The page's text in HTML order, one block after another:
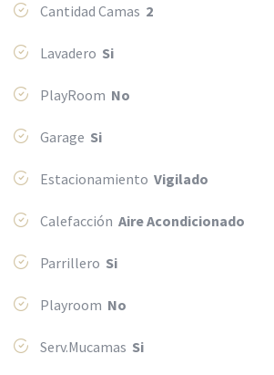
Cantidad Camas 2
Lavadero Si
PlayRoom No
Garage Si
Estacionamiento Vigilado
Calefacción Aire Acondicionado
Parrillero Si
Playroom No
Serv.Mucamas Si